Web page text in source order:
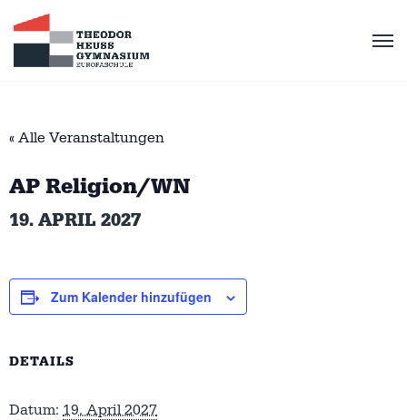
« Alle Veranstaltungen
AP Religion/WN
19. APRIL 2027
Zum Kalender hinzufügen
DETAILS
Datum: 19. April 2027